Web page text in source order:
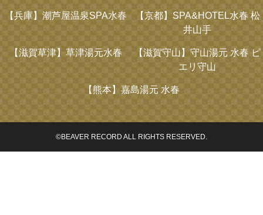
【兵庫】潮芦屋温泉SPA水春 【京都】SPA&HOTEL水春 松
井山手
【滋賀草津】草津湯元水春 【滋賀守山】守山湯元 水春 ピ
エリ守山
【熊本】嘉島湯元 水春
©BEAVER RECORD ALL RIGHTS RESERVED.